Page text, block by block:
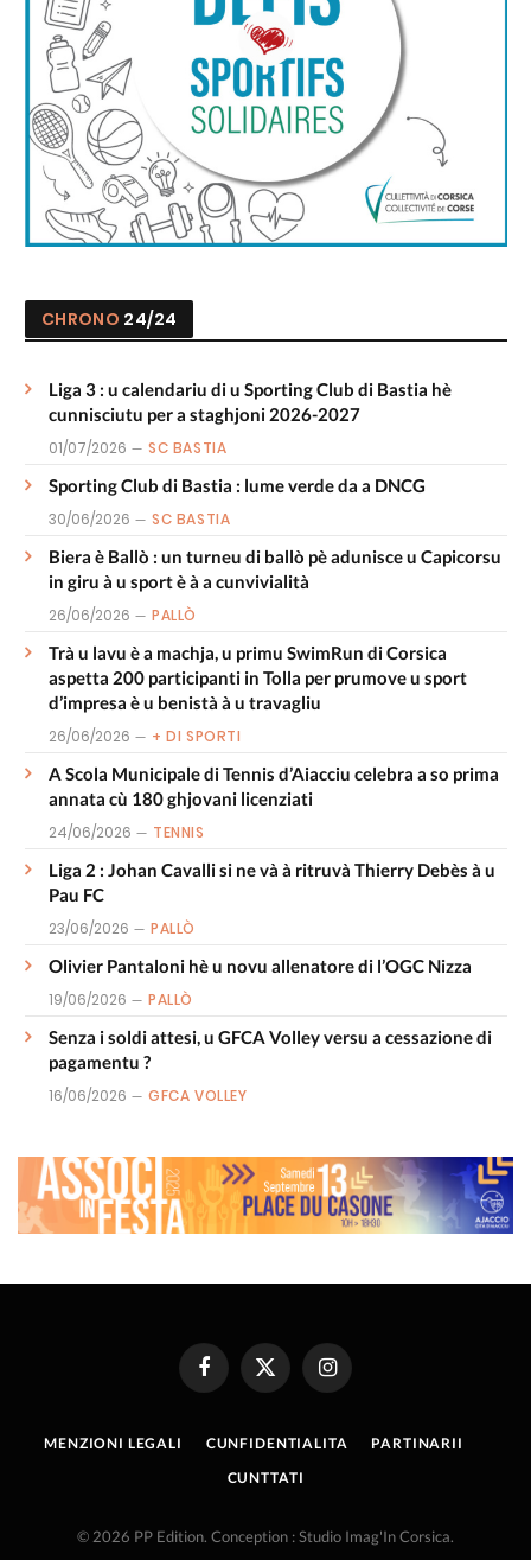
CHRONO 24/24
Liga 3 : u calendariu di u Sporting Club di Bastia hè
cunnisciutu per a staghjoni 2026-2027
01/07/2026 SC BASTIA
Sporting Club di Bastia : lume verde da a DNCG
30/06/2026 SC BASTIA
Biera è Ballò : un turneu di ballò pè adunisce u Capicorsu
in giru à u sport è à a cunvivialità
26/06/2026 PALLÒ
Trà u lavu è a machja, u primu SwimRun di Corsica
aspetta 200 participanti in Tolla per prumove u sport
d’impresa è u benistà à u travagliu
26/06/2026 + DI SPORTI
A Scola Municipale di Tennis d’Aiacciu celebra a so prima
annata cù 180 ghjovani licenziati
24/06/2026 TENNIS
Liga 2 : Johan Cavalli si ne và à ritruvà Thierry Debès à u
Pau FC
23/06/2026 PALLÒ
Olivier Pantaloni hè u novu allenatore di l’OGC Nizza
19/06/2026 PALLÒ
Senza i soldi attesi, u GFCA Volley versu a cessazione di
pagamentu ?
16/06/2026 GFCA VOLLEY
FacebookX
(Twitter)
Instagram
MENZIONI LEGALI CUNFIDENTIALITA
PARTINARII
CUNTTATI
© 2026 PP Edition. Conception : Studio Imag'In Corsica.